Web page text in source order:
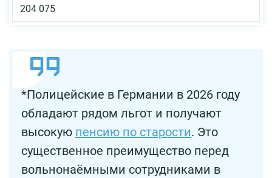
204 075
*Полицейские в Германии в 2026 году
обладают рядом льгот и получают
высокую пенсию по старости. Это
существенное преимущество перед
вольнонаёмными сотрудниками в